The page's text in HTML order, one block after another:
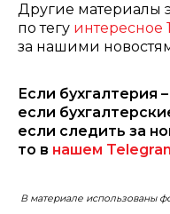
Другие материалы
по тегу интересное
за нашими
Если бухгалтерия –
если
если следить за
то в нашем
В материале использованы